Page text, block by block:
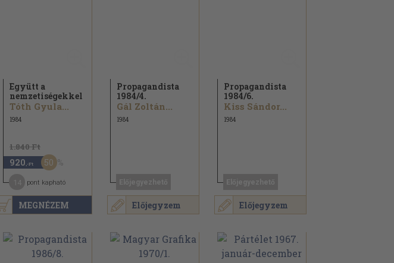
MEGNÉZEM
Együtt a
nemzetiségekkel
Tóth Gyula...
1984
1.840 Ft
920 ,-Ft 50
pont kapható
Előjegyzem
Propagandista
1984/4.
Gál Zoltán...
1984
Előjegyzem
Propagandista
1984/6.
Kiss Sándor...
1984